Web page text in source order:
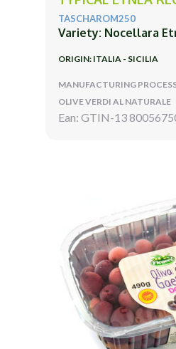
TASCHAROM250
Variety: Nocellara
ORIGIN: ITALIA - SICILIA
MANUFACTURING
OLIVE VERDI AL NATURALE
Ean: GTIN-13